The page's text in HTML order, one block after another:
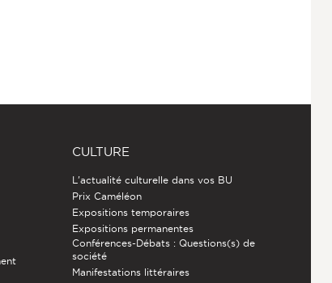
CULTURE
L'actualité culturelle dans vos BU
Prix Caméléon
Expositions temporaires
Expositions permanentes
Conférences-Débats : Questions(s) de
société
Manifestations littéraires